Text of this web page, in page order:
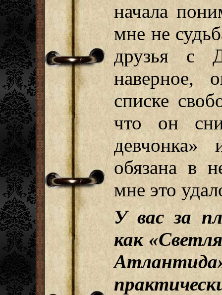
начала
мне не
друзья с
наверное,
списке
что он
девчонка»
обязана в
мне это
У вас за
как